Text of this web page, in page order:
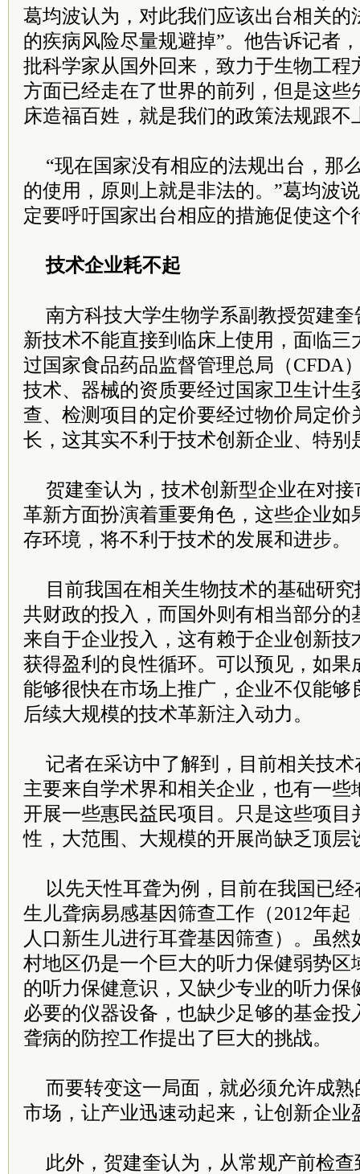
葛均波认为，对此我们应该出台相关的
的疾病风险尽量规避掉”。他告诉记者
批科学家从国外回来，致力于生物工程
方面已经走在了世界的前列，但是这些
床造福百姓，就是我们的政策法规跟不
“现在国家没有相应的法规出台，那
的使用，原则上就是非法的。”葛均波
定要呼吁国家出台相应的措施促使这个
技术企业耗不起
南方科技大学生物学系副教授贺建
新技术不能直接到临床上使用，面临三
过国家食品药品监督管理总局（CFDA
技术、器械的资质要经过国家卫生计生
查、检测项目的定价要经过物价局定价
长，这其实不利于技术创新企业、特别
贺建奎认为，技术创新型企业在对
革新方面扮演着重要角色，这些企业如
存环境，将不利于技术的发展和进步。
目前我国在相关生物技术的基础研
共财政的投入，而国外则有相当部分的
来自于企业投入，这有赖于企业创新技
获得盈利的良性循环。可以预见，如果
能够很快在市场上推广，企业不仅能够
后续大规模的技术革新注入动力。
记者在采访中了解到，目前相关技
主要来自学术界和相关企业，也有一些
开展一些惠民益民项目。只是这些项目
性，大范围、大规模的开展尚缺乏顶层
以先天性耳聋为例，目前在我国已
生儿聋病易感基因筛查工作（2012年
人口新生儿进行耳聋基因筛查）。虽
村地区仍是一个巨大的听力保健弱势区
的听力保健意识，又缺少专业的听力保
必要的仪器设备，也缺少足够的基金投
聋病的防控工作提出了巨大的挑战。
而要转变这一局面，就必须允许成
市场，让产业迅速动起来，让创新企业
此外，贺建奎认为，从常规产前检